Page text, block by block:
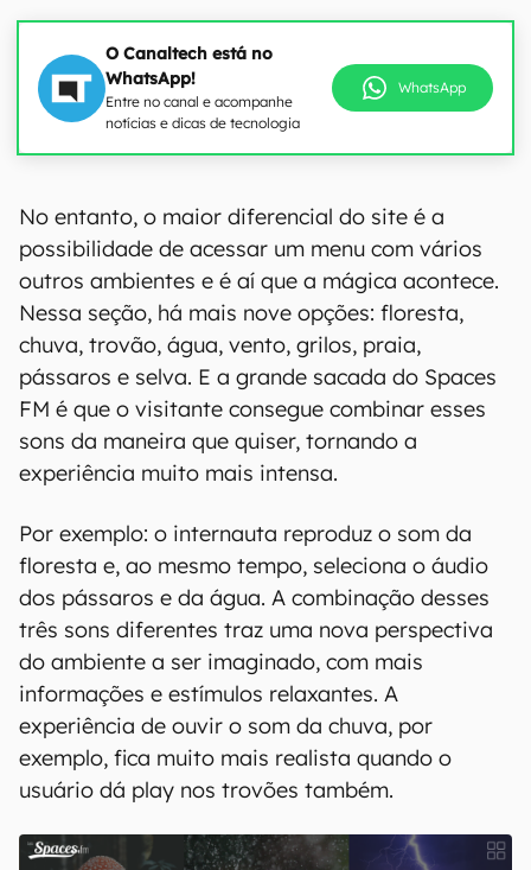
O Canaltech está no
WhatsApp!
Entre no canal e acompanhe
notícias e dicas de tecnologia
WhatsApp
No entanto, o maior diferencial do site é a
possibilidade de acessar um menu com vários
outros ambientes e é aí que a mágica acontece.
Nessa seção, há mais nove opções: floresta,
chuva, trovão, água, vento, grilos, praia,
pássaros e selva. E a grande sacada do Spaces
FM é que o visitante consegue combinar esses
sons da maneira que quiser, tornando a
experiência muito mais intensa.
Por exemplo: o internauta reproduz o som da
floresta e, ao mesmo tempo, seleciona o áudio